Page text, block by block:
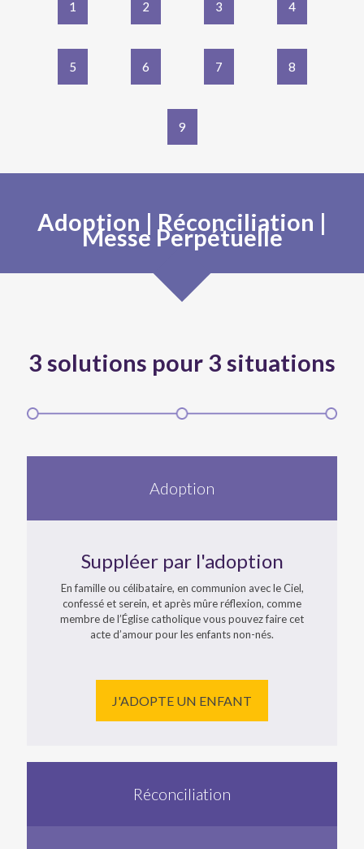
1 2 3 4
5 6 7 8
9
Adoption | Réconciliation |
Messe Perpétuelle
3 solutions pour 3 situations
Adoption
Suppléer par l'adoption
En famille ou célibataire, en communion avec le Ciel,
confessé et serein, et après mûre réflexion, comme
membre de l’Église catholique vous pouvez faire cet
acte d’amour pour les enfants non-nés.
J'ADOPTE UN ENFANT
Réconciliation